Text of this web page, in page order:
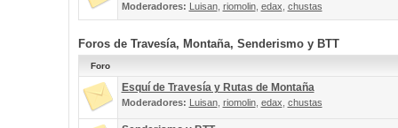
Moderadores: Luisan, riomolin, edax chustas
Foros de Travesía, Montaña, Senderismo y BTT
Foro
Esquí de Travesía y Rutas de Montaña
Moderadores: Luisan, riomolin, edax chustas